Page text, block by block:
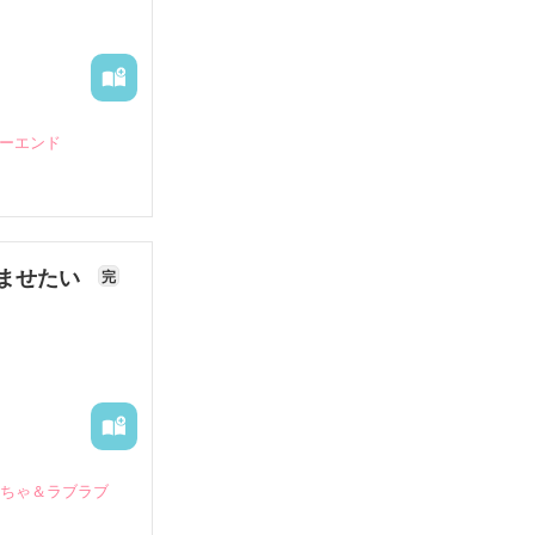
エンド
せたい 完
ゃ＆ラブラブ